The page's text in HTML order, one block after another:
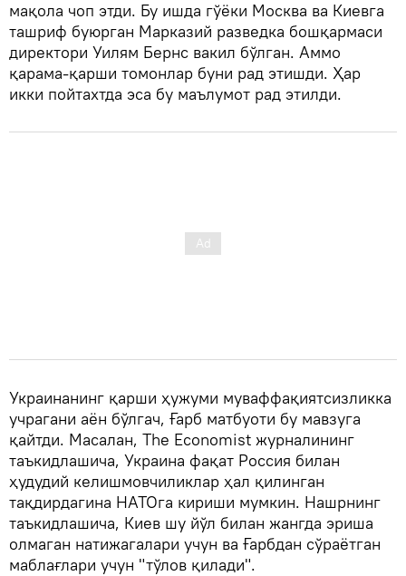
мақола чоп этди. Бу ишда гўёки Москва ва Киевга
ташриф буюрган Марказий разведка бошқармаси
директори Уилям Бернс вакил бўлган. Аммо
қарама-қарши томонлар буни рад этишди. Ҳар
икки пойтахтда эса бу маълумот рад этилди.
Украинанинг қарши ҳужуми муваффақиятсизликка
учрагани аён бўлгач, Ғарб матбуоти бу мавзуга
қайтди. Масалан, The Economist журналининг
таъкидлашича, Украина фақат Россия билан
ҳудудий келишмовчиликлар ҳал қилинган
тақдирдагина НАТОга кириши мумкин. Нашрнинг
таъкидлашича, Киев шу йўл билан жангда эриша
олмаган натижагалари учун ва Ғарбдан сўраётган
маблағлари учун "тўлов қилади".